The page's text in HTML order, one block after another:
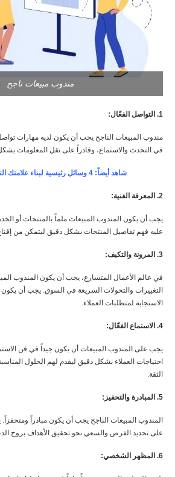
مندوب مبيعات ناجح
1. التواصل الفعّال:
مندوب المبيعات الناجح يجب أن يكون لديه مهارات
في التحدث والاستماع، وقادراً على نقل المعلومات
شاهد أيضاً: 4 وسائل رئيسية لبناء علامتك التجارية الشخصية
2. المعرفة الفنية:
يجب أن يكون المندوب المبيعات ملماً بالمنتجات أو
عليه فهم تفاصيل المنتجات بشكل دقيق ليتمكن من إقناع
3. المرونة والتكيف:
في عالم الأعمال المتسارع، يجب أن يكون المندوب
التغييرات والتحولات السريعة في السوق. يجب أن
الاستجابة لمتطلبات العملاء.
4. الاستماع الفعّال:
يجب على المندوب المبيعات أن يكون جيداً في فن
احتياجات العملاء بشكل دقيق ليقدم لهم الحلول
الثقة.
5. المبادرة والتحفيز:
المندوب المبيعات الناجح يجب أن يكون مبادراً
على تحديد الفرص والسعي نحو تحقيق الأهداف بروح
6. المظهر الشخصي: